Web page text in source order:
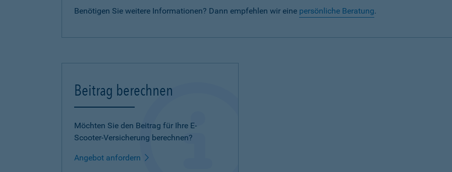
Benötigen Sie weitere Informationen? Dann empfehlen wir eine persönliche Beratung.
Beitrag berechnen
Möchten Sie den Beitrag für Ihre E-
Scooter-Versicherung berechnen?
Angebot anfordern